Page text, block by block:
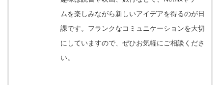
ムを楽しみながら新しいアイデアを得るのが日
課です。フランクなコミュニケーションを大切
にしていますので、ぜひお気軽にご相談くださ
い。